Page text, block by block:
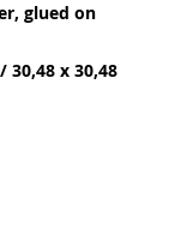
glued on
30,48 x 30,48